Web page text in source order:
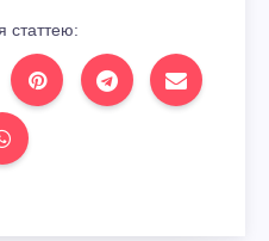
статтею: